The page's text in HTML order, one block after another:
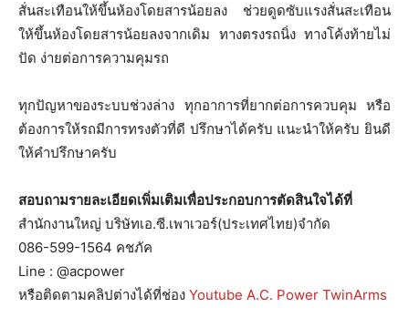
สั่นสะเทือนให้ขึ้นห้องโดยสารน้อยลง ช่วยดูดซับแรงสั่นสะเทือน
ให้ขึ้นห้องโดยสารน้อยลงจากเดิม ทางตรงรถนิ่ง ทางโค้งท้ายไม่
ปัด ง่ายต่อการความคุมรถ
ทุกปัญหาของระบบช่วงล่าง ทุกอาการที่ยากต่อการควบคุม หรือ
ต้องการให้รถมีการทรงตัวที่ดี ปรึกษาได้ครับ แนะนำให้ครับ ยินดี
ให้คำปรึกษาครับ
สอบถามรายละเอียดเพิ่มเติมเพื่อประกอบการตัดสินใจได้ที่
สำนักงานใหญ่ บริษัทเอ.ซี.เพาเวอร์(ประเทศไทย)จำกัด
086-599-1564 คชภัค
Line : @acpower
หรือติดตามคลิปต่างได้ที่ช่อง Youtube A.C. Power TwinArms